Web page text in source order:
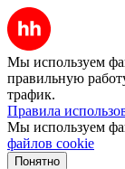
Мы используем
правильную
трафик.
Правила
Мы используем
файлов cookie
Понятно